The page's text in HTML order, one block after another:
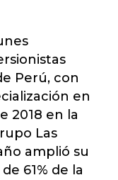
Perú, con
en
2018 en la
Las
amplió su
61% de la